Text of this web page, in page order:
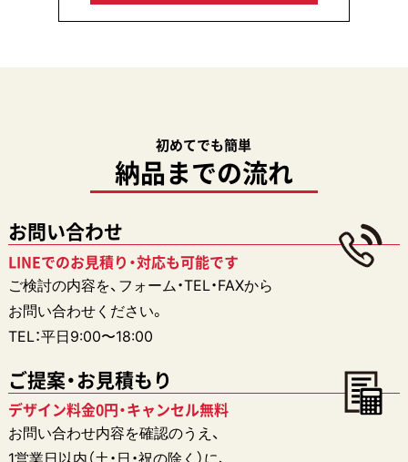
初めてでも簡単
納品までの流れ
お問い合わせ
LINEでのお見積り・対応も可能です
ご検討の内容を、フォーム・TEL・FAXから
お問い合わせください。
TEL：平日9:00〜18:00
ご提案・お見積もり
デザイン料金0円・キャンセル無料
お問い合わせ内容を確認のうえ、
1営業日以内（土・日・祝の除く）に、